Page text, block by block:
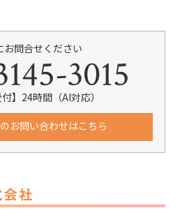
お問合せください
3015
付】24時間（AI対応）
お問い合わせはこちら